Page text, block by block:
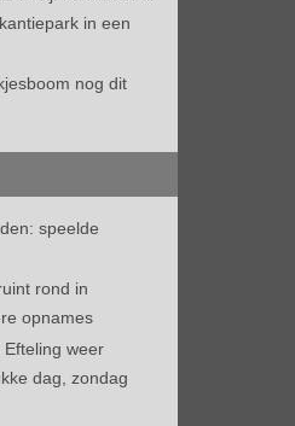
in een
nog dit
speelde
rond in
opnames
weer
dag, zondag